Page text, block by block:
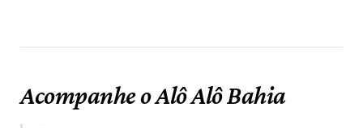
Acompanhe o Alô Alô Bahia